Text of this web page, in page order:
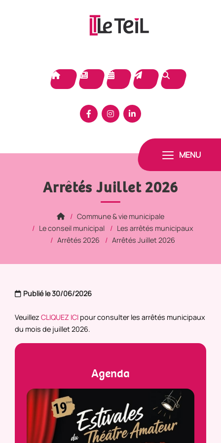
MENU
Arrêtés Juillet 2026
Commune & vie municipale
Le conseil municipal
Les arrêtés municipaux
Arrêtés 2026
Arrêtés Juillet 2026
Publié le 30/06/2026
Veuillez CLIQUEZ ICI pour consulter les arrêtés municipaux
du mois de juillet 2026.
Agenda